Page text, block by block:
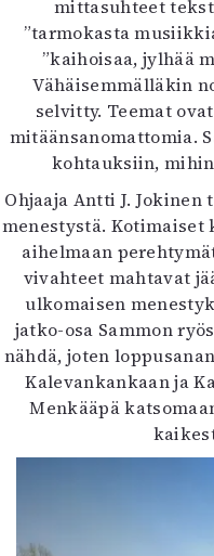
mittasuhteet
”tarmokasta
”kaihoisaa, jylhää
Vähäisemmälläkin
selvitty. Teemat
mitäänsanomattomia.
kohtauksiin,
Ohjaaja Antti J.
menestystä. Kotimaiset
aihelmaan
vivahteet mahtavat
ulkomaisen
jatko-osa Sammon
nähdä, joten
Kalevankankaan ja
Menkääpä